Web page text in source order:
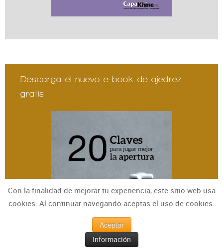
Descarga el nuevo e-book de ajedrez
gratis
Con la finalidad de mejorar tu experiencia, este sitio web usa
cookies. Al continuar navegando aceptas el uso de cookies.
Aceptar
Información